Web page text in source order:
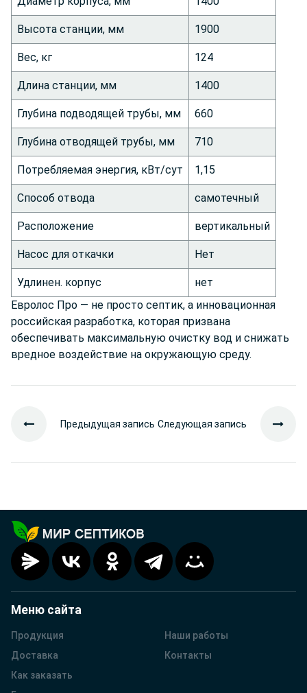
Высота станции, мм 1900
Вес, кг 124
Длина станции, мм 1400
Глубина подводящей трубы, мм 660
Глубина отводящей трубы, мм 710
Потребляемая энергия, кВт/сут 1,15
Способ отвода самотечный
Расположение вертикальный
Насос для откачки Нет
Удлинен. корпус
нет
Евролос Про — не просто септик, а инновационная
российская разработка, которая призвана
обеспечивать максимальную очистку вод и снижать
вредное воздействие на окружающую среду.
Предыдущая запись Следующая запись
Меню сайта
Продукция
Доставка
Как заказать
Наши работы
Контакты